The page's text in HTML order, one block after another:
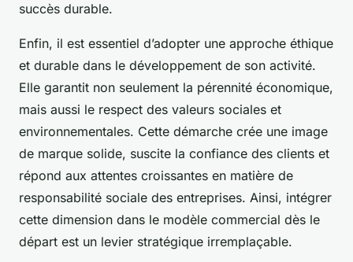
succès durable.
Enfin, il est essentiel d’adopter une approche éthique
et durable dans le développement de son activité.
Elle garantit non seulement la pérennité économique,
mais aussi le respect des valeurs sociales et
environnementales. Cette démarche crée une image
de marque solide, suscite la confiance des clients et
répond aux attentes croissantes en matière de
responsabilité sociale des entreprises. Ainsi, intégrer
cette dimension dans le modèle commercial dès le
départ est un levier stratégique irremplaçable.